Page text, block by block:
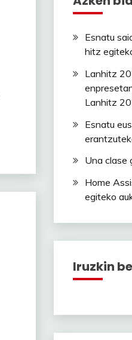
Esnatu
hitz
Lanhitz
Lanhitz
Esnatu
Una clase
Home
egiteko
Iruzkin